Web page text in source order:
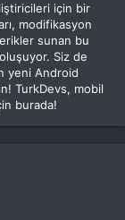
için bir
modifikasyon
sunan bu
Siz de
yeni Android
TurkDevs, mobil
burada!